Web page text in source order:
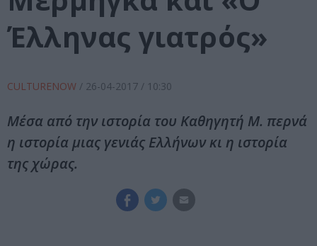
Έλληνας γιατρός»
CULTURENOW / 26-04-2017 / 10:30
Μέσα από την ιστορία του Καθηγητή Μ. περνά
η ιστορία μιας γενιάς Ελλήνων κι η ιστορία
της χώρας.